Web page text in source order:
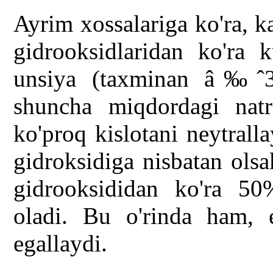
Ayrim xossalariga ko'ra,
gidrooksidlaridan ko'ra
unsiya (taxminan
shuncha miqdordagi
ko'proq kislotani
gidroksidiga nisbatan
gidrooksididan ko'ra
oladi. Bu o'rinda ham,
egallaydi.